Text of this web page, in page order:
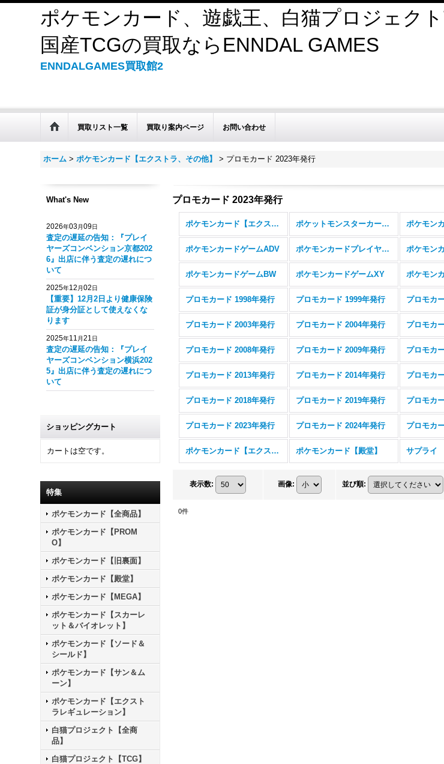
ポケモンカード、遊戯王、白猫プロジェクト
国産TCGの買取ならENNDAL GAMES
ENNDALGAMES買取館2
買取リスト一覧 買取り案内ページ お問い合わせ
ホーム > ポケモンカード【エクストラ、その他】 > プロモカード 2023年発行
What's New
2026年03月09日
査定の遅延の告知：『プレイ
ヤーズコンベンション京都202
6』出店に伴う査定の遅れにつ
いて
2025年12 月02日
【重要】12月2日より健康保険
証が身分証として使えなくな
ります
2025年11 月21日
査定の遅延の告知：『プレイ
ヤーズコンベンション横浜202
5』出店に伴う査定の遅れにつ
いて
ショッピングカート
カートは空です。
特集
ポケモンカード【全商品】
ポケモンカード【PROM
O】
ポケモンカード【旧裏面】
ポケモンカード【殿堂】
ポケモンカード【MEGA】
ポケモンカード【スカーレ
ット＆バイオレット】
ポケモンカード【ソード＆
シールド】
ポケモンカード【サン＆ム
ーン】
ポケモンカード【エクスト
ラレギュレーション】
白猫プロジェクト【全商
品】
白猫プロジェクト【TCG】
プロモカード 2023年発行
ポケモンカード【エクストラ、その他】 (全商品) ポケットモンスターカードゲーム ポケモン
ポケモンカードゲームADV ポケモンカードプレイヤーズ ポケモン
ポケモンカードゲームBW ポケモンカードゲームXY
プロモカード 1998年発行 プロモカード 1999年発行 プロモカ
プロモカード 2003年発行 プロモカード 2004年発行 プロモカ
プロモカード 2008年発行 プロモカード 2009年発行 プロモカ
プロモカード 2013年発行 プロモカード 2014年発行 プロモカ
プロモカード 2018年発行 プロモカード 2019年発行 プロモカ
プロモカード 2023年発行 プロモカード 2024年発行 プロモカ
ポケモンカード【エクストラレギュレーション】 ポケモンカード【殿堂】 サプライ
表示数: 画像: 並び順:
0件